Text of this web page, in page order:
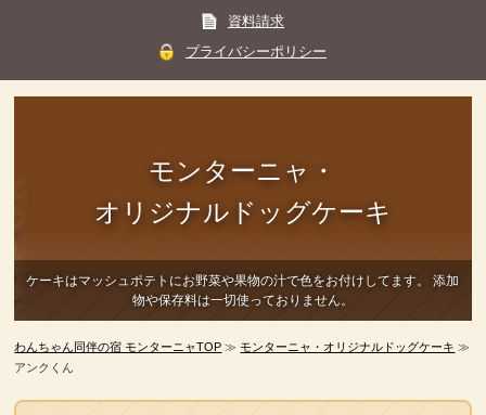
資料請求
プライバシーポリシー
モンターニャ・
オリジナルドッグケーキ
ケーキはマッシュポテトにお野菜や果物の汁で色をお付けしてます。
添加
物や保存料は一切使っておりません。
わんちゃん同伴の宿 モンターニャTOP ≫モンターニャ・オリジナルドッグケーキ ≫
アンクくん